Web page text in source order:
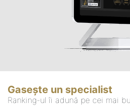
Gasește un specialist
Ranking-ul îi adună pe cei mai